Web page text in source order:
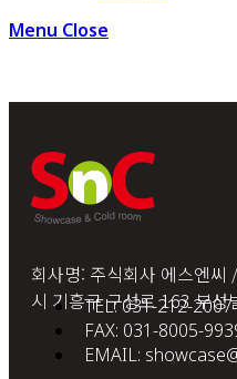
Menu Close
회사명: 주식회사 에스엔씨
시 기흥구 구성로 163 부성
TEL: 031-212-2007
FAX: 031-8005-
EMAIL: